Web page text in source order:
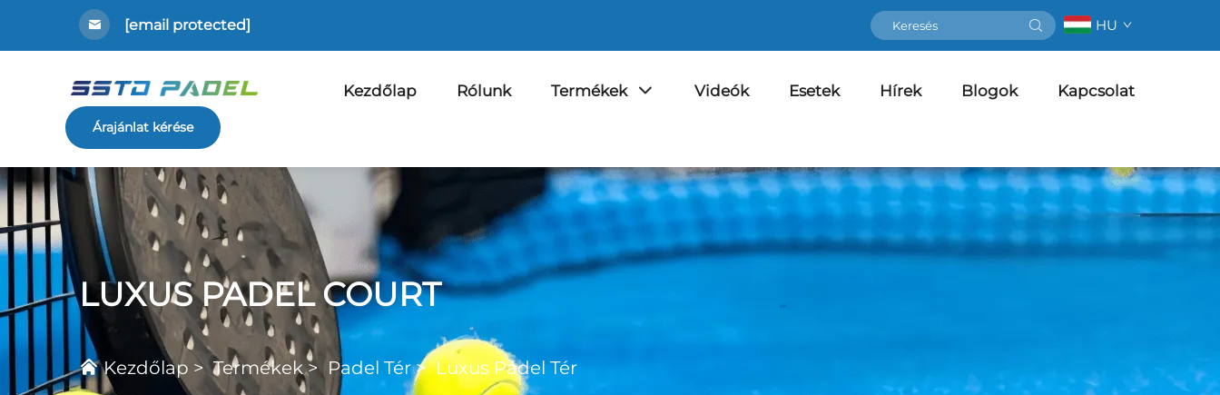
[email protected] HU
Kezdőlap Rólunk Termékek Videók Esetek Hírek Blogok Kapcsolat
Árajánlat kérése
LUXUS PADEL COURT
Kezdőlap >Termékek>Padel Tér>Luxus Pádel Tér